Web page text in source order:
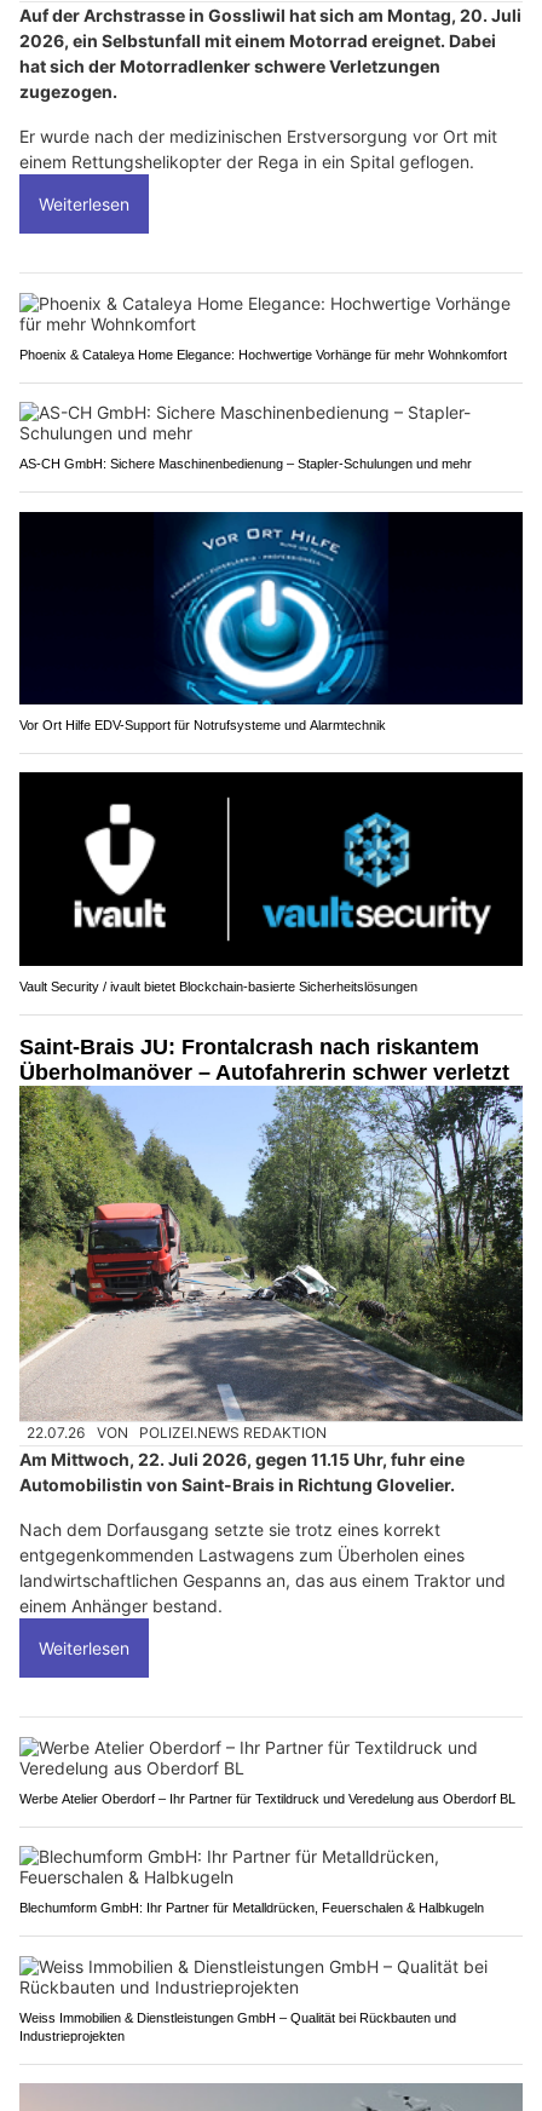
Auf der Archstrasse in Gossliwil hat sich am Montag, 20. Juli
2026, ein Selbstunfall mit einem Motorrad ereignet. Dabei
hat sich der Motorradlenker schwere Verletzungen
zugezogen.
Er wurde nach der medizinischen Erstversorgung vor Ort mit
einem Rettungshelikopter der Rega in ein Spital geflogen.
Weiterlesen
Phoenix & Cataleya Home Elegance: Hochwertige Vorhänge für mehr Wohnkomfort
AS-CH GmbH: Sichere Maschinenbedienung – Stapler-Schulungen und mehr
Vor Ort Hilfe EDV-Support für Notrufsysteme und Alarmtechnik
Vault Security / ivault bietet Blockchain-basierte Sicherheitslösungen
Saint-Brais JU: Frontalcrash nach riskantem
Überholmanöver – Autofahrerin schwer verletzt
22.07.26 VON POLIZEI.NEWS REDAKTION
Am Mittwoch, 22. Juli 2026, gegen 11.15 Uhr, fuhr eine
Automobilistin von Saint-Brais in Richtung Glovelier.
Nach dem Dorfausgang setzte sie trotz eines korrekt
entgegenkommenden Lastwagens zum Überholen eines
landwirtschaftlichen Gespanns an, das aus einem Traktor und
einem Anhänger bestand.
Weiterlesen
Werbe Atelier Oberdorf – Ihr Partner für Textildruck und Veredelung aus Oberdorf BL
Blechumform GmbH: Ihr Partner für Metalldrücken, Feuerschalen & Halbkugeln
Weiss Immobilien & Dienstleistungen GmbH – Qualität bei Rückbauten und
Industrieprojekten